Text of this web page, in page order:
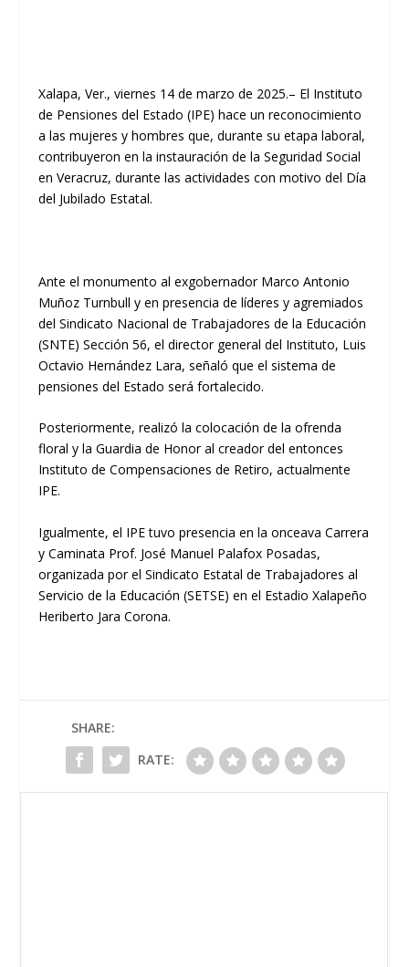
Xalapa, Ver., viernes 14 de marzo de 2025.– El Instituto
de Pensiones del Estado (IPE) hace un reconocimiento
a las mujeres y hombres que, durante su etapa laboral,
contribuyeron en la instauración de la Seguridad Social
en Veracruz, durante las actividades con motivo del Día
del Jubilado Estatal.
Ante el monumento al exgobernador Marco Antonio
Muñoz Turnbull y en presencia de líderes y agremiados
del Sindicato Nacional de Trabajadores de la Educación
(SNTE) Sección 56, el director general del Instituto, Luis
Octavio Hernández Lara, señaló que el sistema de
pensiones del Estado será fortalecido.
Posteriormente, realizó la colocación de la ofrenda
floral y la Guardia de Honor al creador del entonces
Instituto de Compensaciones de Retiro, actualmente
IPE.
Igualmente, el IPE tuvo presencia en la onceava Carrera
y Caminata Prof. José Manuel Palafox Posadas,
organizada por el Sindicato Estatal de Trabajadores al
Servicio de la Educación (SETSE) en el Estadio Xalapeño
Heriberto Jara Corona.
SHARE:
RATE: